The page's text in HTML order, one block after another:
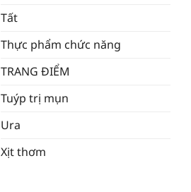
Tất
Thực phẩm chức năng
TRANG ĐIỂM
Tuýp trị mụn
Ura
Xịt thơm